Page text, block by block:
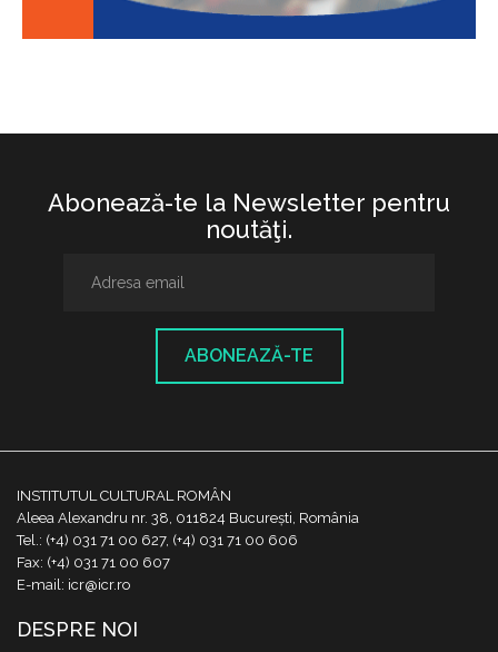
Abonează-te la Newsletter pentru
noutăţi.
ABONEAZĂ-TE
INSTITUTUL CULTURAL ROMÂN
Aleea Alexandru nr. 38, 011824 București, România
Tel.: (+4) 031 71 00 627, (+4) 031 71 00 606
Fax: (+4) 031 71 00 607
E-mail: icr@icr.ro
DESPRE NOI